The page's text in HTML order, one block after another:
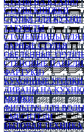
СТОЛЫ КНИЖКИ
СТУЛЬЯ ДЛЯ КУХНИ
ТАБУРЕТЫ
СТОЛЕШНИЦЫ ДЛЯ
БАРНЫЕ СТУЛЬЯ
ОБЕДЕННЫЕ
СТЕНОВЫЕ
ФАРТУКИ)
КУХОННЫЕ
ДИВАНЫ НА КУХНЮ
МОЙКИ
ФИЛЬТРЫ ДЛЯ ВОДЫ
СМЕСИТЕЛИ
БЫТОВАЯ ТЕХНИКА